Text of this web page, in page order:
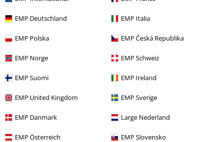
EMP Deutschland EMP Italia
EMP Polska EMP Česká Republika
EMP Norge EMP Schweiz
EMP Suomi EMP Ireland
EMP United Kingdom EMP Sverige
EMP Danmark Large Nederland
EMP Österreich EMP Slovensko
OdKč 577,00